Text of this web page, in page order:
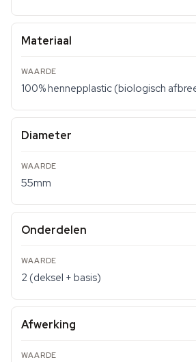
Materiaal
100% hennepplastic (biologisch
Diameter
55mm
Onderdelen
2 (deksel + basis)
Afwerking